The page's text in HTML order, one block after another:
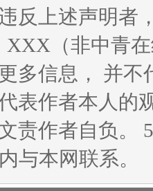
反上述声明者
XXX（非中青
多信息， 并
表作者本人的
责作者自负。
与本网联系。